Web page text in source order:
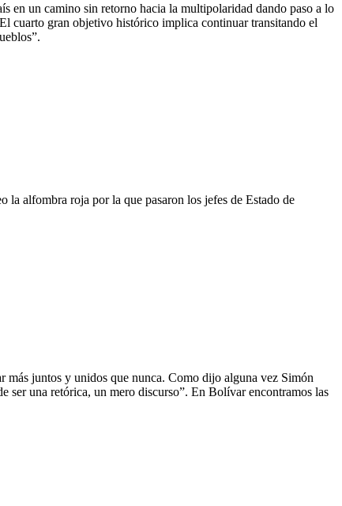
en un camino sin retorno hacia la multipolaridad dando paso a lo
cuarto gran objetivo histórico implica continuar transitando el
alfombra roja por la que pasaron los jefes de Estado de
más juntos y unidos que nunca. Como dijo alguna vez Simón
ser una retórica, un mero discurso”. En Bolívar encontramos las